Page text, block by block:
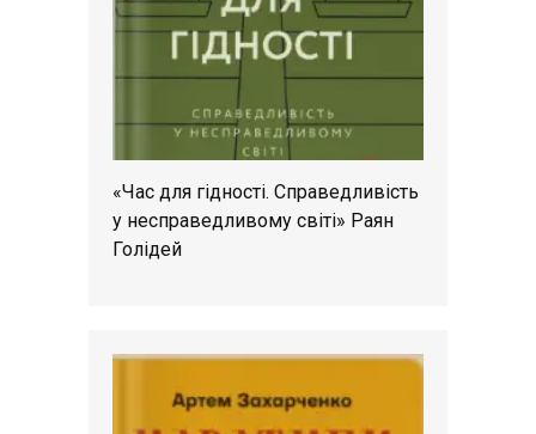
«Час для гідності. Справедливість
у несправедливому світі» Раян
Голідей